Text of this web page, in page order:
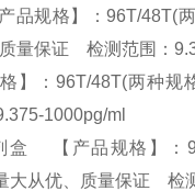
规格】：96T/48T(
量保证 检测范围：
：96T/48T(两种规
1000pg/ml
盒 【产品规格】：
大从优、质量保证 检